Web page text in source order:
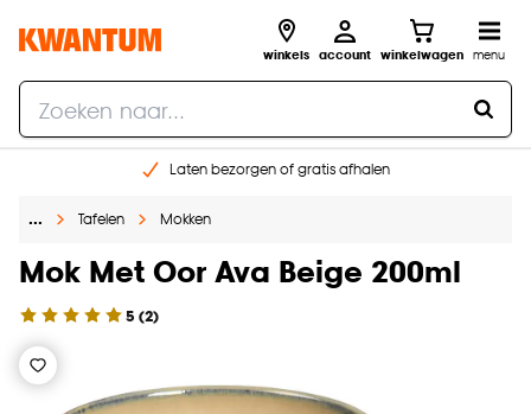
winkels account winkelwagen menu
Laten bezorgen of gratis afhalen
Gratis raam advies en opmeten aan huis
… Tafelen Mokken
Mok Met Oor Ava Beige 200ml
5 (2)